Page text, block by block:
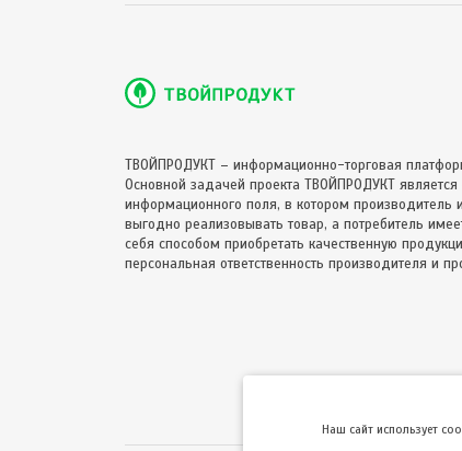
ТВОЙПРОДУКТ – информационно-торговая
Основной задачей проекта ТВОЙПРОДУКТ
информационного поля, в котором производитель
выгодно реализовывать товар, а потребитель
себя способом приобретать качественную
персональная ответственность производителя и
Hаш сайт использует